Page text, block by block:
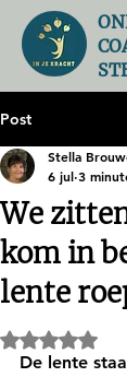
Post
We
kom in
lente
Stella
6 jul 3
De lente